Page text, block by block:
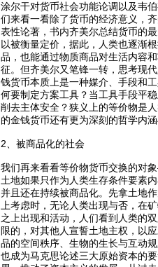
涂尔干对货币社会功能论调以及韦
们来看一看除了货币的经济意义，
表性论著，书内齐美尔总结货币的
以被衡量定价，据此，人类也逐渐
品，也能通过物质商品对生活内容
征。但齐美尔又笔锋一转，思考现
钱货币本质上是一种媒介、手段和
何要制定方案工具？当工具手段平
削去主体安全？狭义上的等价物是
的金钱货币还有更为深刻的哲学内
2、被商品化的社会
我们再来看看等价物货币交换的对
土地如果只作为人类生存条件要素
并且还在持续被商品化。先拿土地
上考虑时，无论人类出现与否，在
之上出现和活动，人们看到人类的
限的，对其他人宣誓土地主权，以
品的空间秩序、生物的生长与互动
也成为马克思论述三大原始资本的